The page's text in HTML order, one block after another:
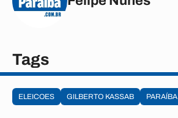
Tags
ELEICOES GILBERTO KASSAB PARAÍBA